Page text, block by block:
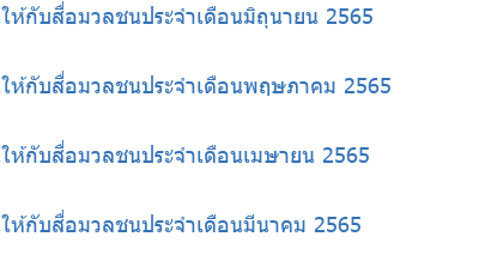
ห้กับสื่อมวลชนประจำเดือนมิถุนายน 2565
ห้กับสื่อมวลชนประจำเดือนพฤษภาคม 2565
ห้กับสื่อมวลชนประจำเดือนเมษายน 2565
ห้กับสื่อมวลชนประจำเดือนมีนาคม 2565